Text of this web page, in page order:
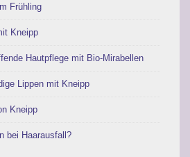
Frühling
Kneipp
Hautpflege mit Bio-Mirabellen
Lippen mit Kneipp
Kneipp
bei Haarausfall?